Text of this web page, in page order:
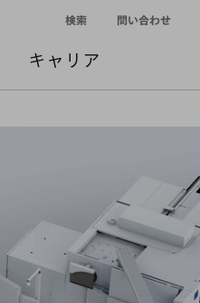
キャリア
検索 問い合わせ